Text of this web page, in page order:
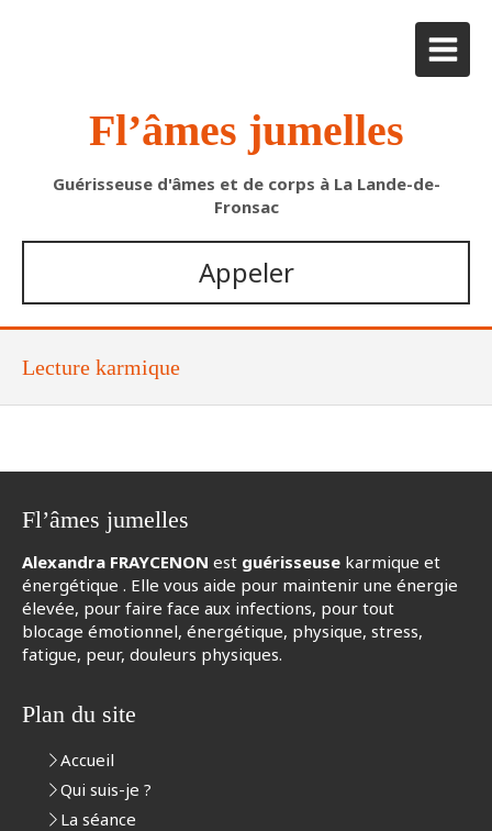
Fl’âmes jumelles
Guérisseuse d'âmes et de corps à La Lande-de-
Fronsac
Appeler
Lecture karmique
Fl’âmes jumelles
Alexandra FRAYCENON est guérisseuse karmique et
énergétique . Elle vous aide pour maintenir une énergie
élevée, pour faire face aux infections, pour tout
blocage émotionnel, énergétique, physique, stress,
fatigue, peur, douleurs physiques.
Plan du site
Accueil
Qui suis-je ?
La séance